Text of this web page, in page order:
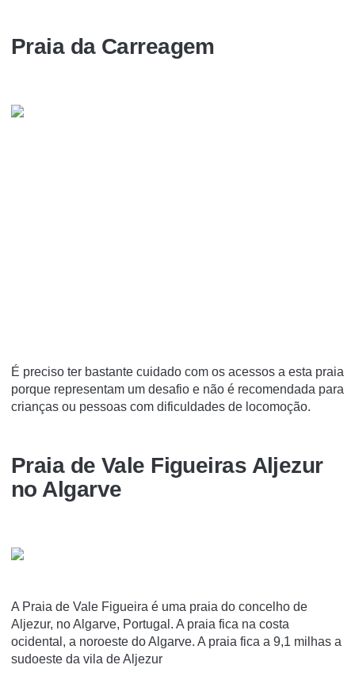
Praia da Carreagem
É preciso ter bastante cuidado com os acessos a esta praia
porque representam um desafio e não é recomendada para
crianças ou pessoas com dificuldades de locomoção.
Praia de Vale Figueiras Aljezur
no Algarve
A Praia de Vale Figueira é uma praia do concelho de
Aljezur, no Algarve, Portugal. A praia fica na costa
ocidental, a noroeste do Algarve. A praia fica a 9,1 milhas a
sudoeste da vila de Aljezur